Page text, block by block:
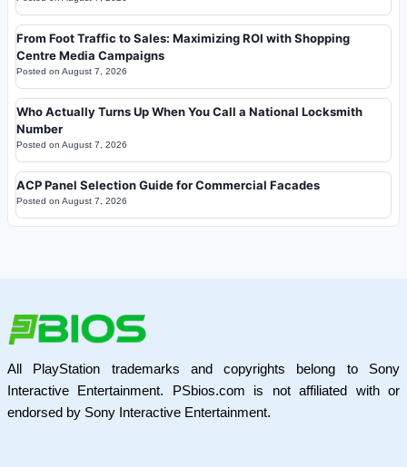
From Foot Traffic to Sales: Maximizing ROI with Shopping
Centre Media Campaigns
Posted on August 7, 2026
Who Actually Turns Up When You Call a National Locksmith
Number
Posted on August 7, 2026
ACP Panel Selection Guide for Commercial Facades
Posted on August 7, 2026
All PlayStation trademarks and copyrights belong to Sony
Interactive Entertainment. PSbios.com is not affiliated with or
endorsed by Sony Interactive Entertainment.